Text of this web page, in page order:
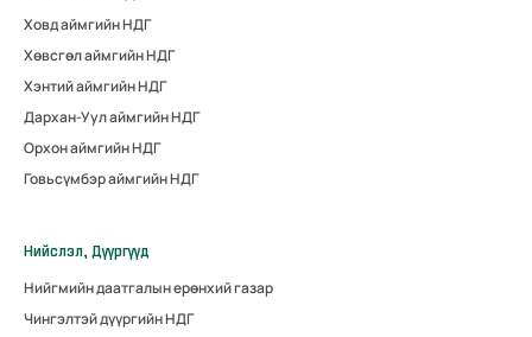
Ховд аймгийн НДГ
Хөвсгөл аймгийн НДГ
Хэнтий аймгийн НДГ
Дархан-Уул аймгийн НДГ
Орхон аймгийн НДГ
Говьсүмбэр аймгийн НДГ
Нийслэл, Дүүргүүд
Нийгмийн даатгалын ерөнхий газар
Чингэлтэй дүүргийн НДГ